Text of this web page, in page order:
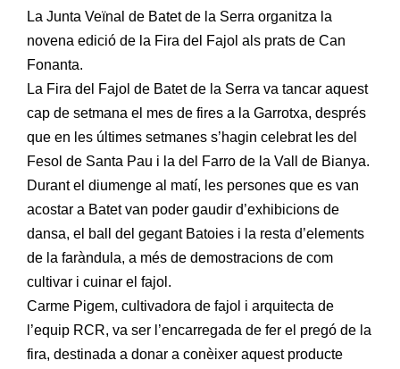
La Junta Veïnal de Batet de la Serra organitza la
novena edició de la Fira del Fajol als prats de Can
Fonanta.
La Fira del Fajol de Batet de la Serra va tancar aquest
cap de setmana el mes de fires a la Garrotxa, després
que en les últimes setmanes s’hagin celebrat les del
Fesol de Santa Pau i la del Farro de la Vall de Bianya.
Durant el diumenge al matí, les persones que es van
acostar a Batet van poder gaudir d’exhibicions de
dansa, el ball del gegant Batoies i la resta d’elements
de la faràndula, a més de demostracions de com
cultivar i cuinar el fajol.
Carme Pigem, cultivadora de fajol i arquitecta de
l’equip RCR, va ser l’encarregada de fer el pregó de la
fira, destinada a donar a conèixer aquest producte